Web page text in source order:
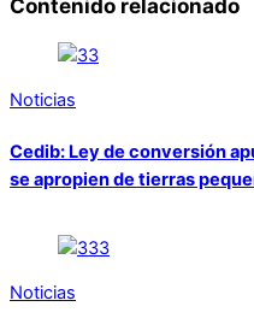
Noticias
Cedib: Ley de conversión
se apropien de tierras
Noticias